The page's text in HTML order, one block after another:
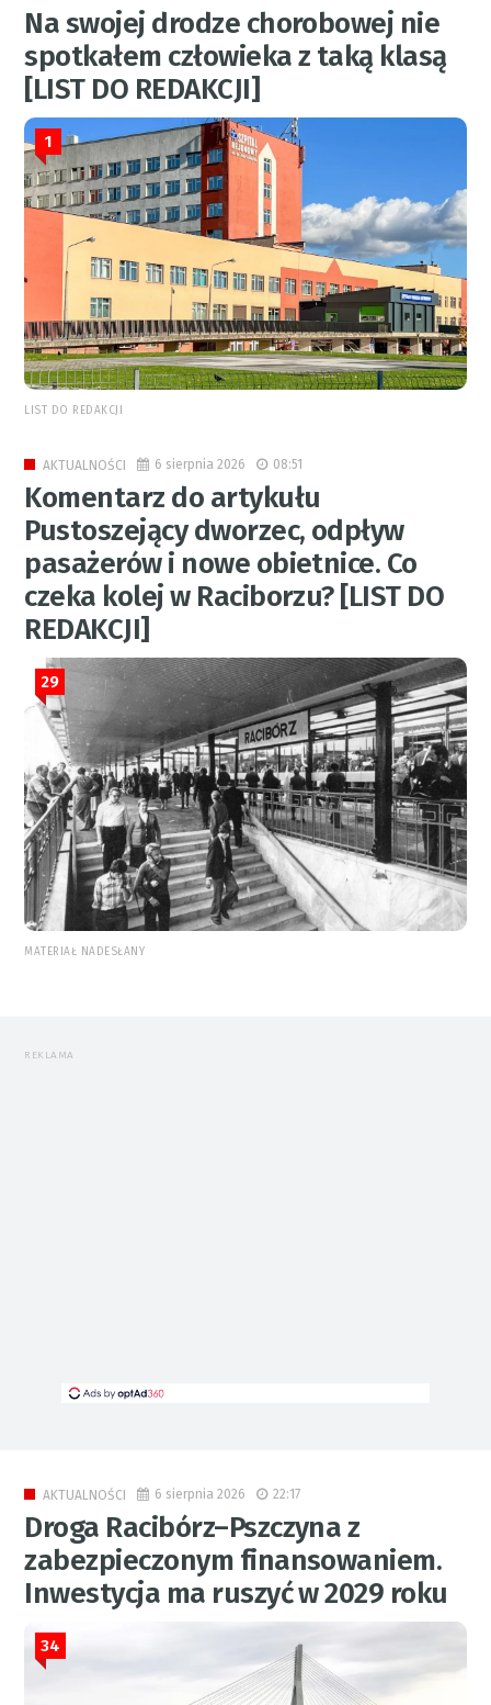
Na swojej drodze chorobowej nie
spotkałem człowieka z taką klasą
[LIST DO REDAKCJI]
1
LIST DO REDAKCJI
AKTUALNOŚCI 6 sierpnia 2026 08:51
Komentarz do artykułu
Pustoszejący dworzec, odpływ
pasażerów i nowe obietnice. Co
czeka kolej w Raciborzu? [LIST DO
REDAKCJI]
29
MATERIAŁ NADESŁANY
REKLAMA
AKTUALNOŚCI 6 sierpnia 2026 22:17
Droga Racibórz–Pszczyna z
zabezpieczonym finansowaniem.
Inwestycja ma ruszyć w 2029 roku
34